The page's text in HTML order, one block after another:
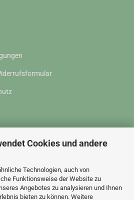
Cookies und andere
Technologien, auch von
Funktionsweise der Website zu
Angebotes zu analysieren und Ihnen
bieten zu können. Weitere